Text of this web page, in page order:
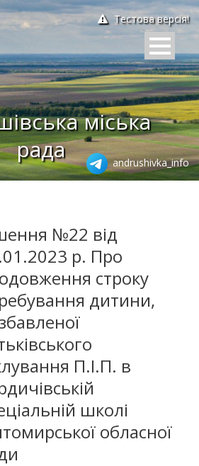
Тестова версія!
міська
рада
andrushivka_info
№22 від
р. Про
строку
дитини,
П.І.П. в
школі
обласної